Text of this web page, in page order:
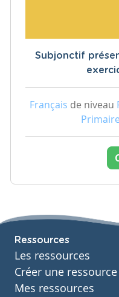
Subjonctif
Français de niveau
Ressources
Les ressources
Créer une ressource
Mes ressources